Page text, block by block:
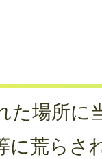
た場所に
に荒らさ